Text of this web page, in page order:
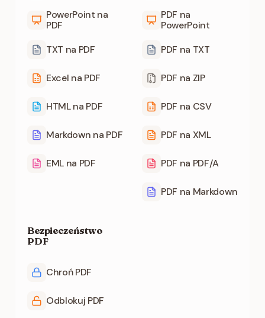
PowerPoint na
PDF
TXT na PDF
Excel na PDF
HTML na PDF
Markdown na PDF
EML na PDF
PDF na
PowerPoint
PDF na TXT
PDF na ZIP
PDF na CSV
PDF na XML
PDF na PDF/A
PDF na Markdown
Bezpieczeństwo
PDF
Chroń PDF
Odblokuj PDF